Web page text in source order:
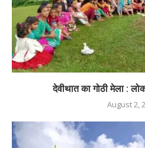
देवीथात का गोठी मेला :
August 2,